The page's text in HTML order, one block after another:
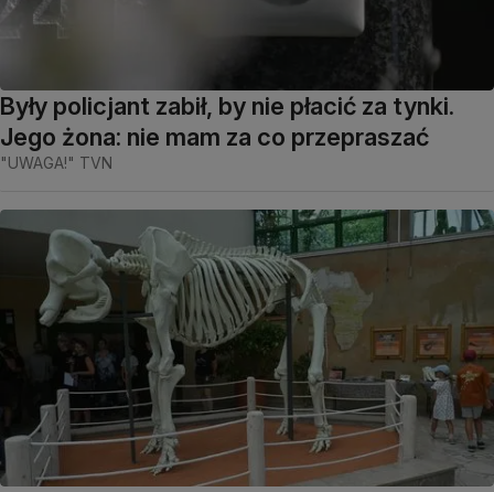
Były policjant zabił, by nie płacić za tynki.
Jego żona: nie mam za co przepraszać
"UWAGA!" TVN